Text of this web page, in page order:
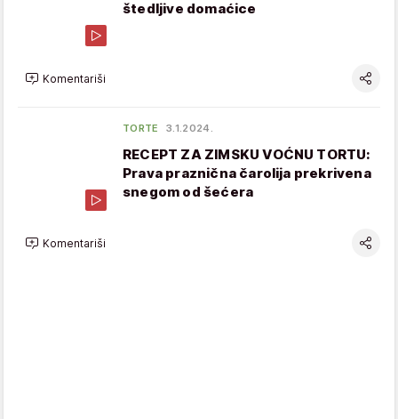
štedljive domaćice
Komentariši
TORTE 3.1.2024.
RECEPT ZA ZIMSKU VOĆNU TORTU:
Prava praznična čarolija prekrivena
snegom od šećera
Komentariši